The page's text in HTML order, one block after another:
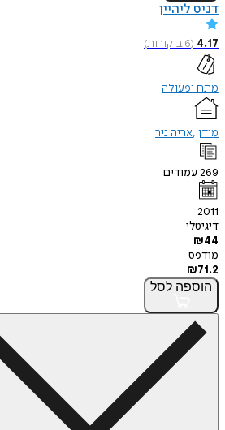
דניס ליהיין
4.17
(
6ביקורות)
מתח ופעולה
מודן אריה ניר
269עמודים
2011
דיגיטלי
₪44
מודפס
₪71.2
הוספה לסל